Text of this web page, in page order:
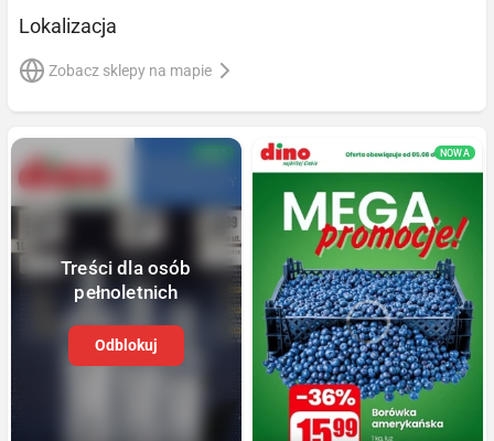
Lokalizacja
Zobacz sklepy na mapie
Treści dla osób
pełnoletnich
Odblokuj
NOWA